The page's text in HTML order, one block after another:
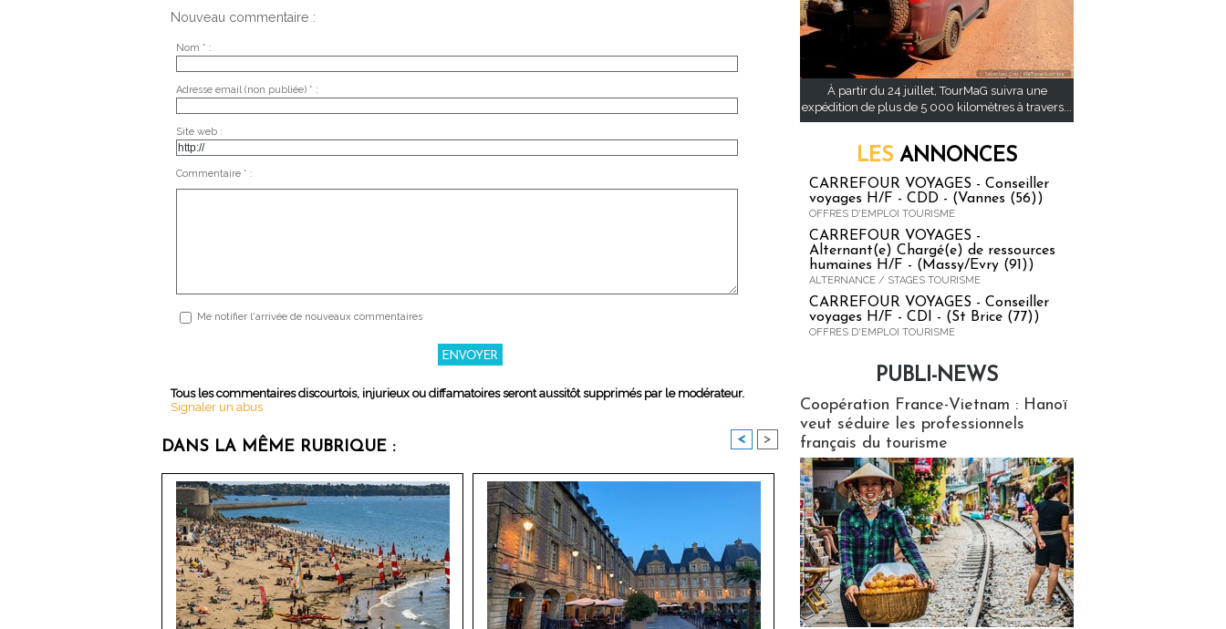
Nouveau commentaire :
Nom * :
Adresse email (non publiée) * :
Site web :
Commentaire * :
Me notifier l'arrivée de nouveaux commentaires
Tous les commentaires discourtois, injurieux ou diffamatoires seront aussitôt supprimés par le modérateur.
Signaler un abus
DANS LA MÊME RUBRIQUE : < >
À partir du 24 juillet, TourMaG suivra une
expédition de plus de 5 000 kilomètres à travers...
LES ANNONCES
CARREFOUR VOYAGES - Conseiller
voyages H/F - CDD - (Vannes (56))
OFFRES D'EMPLOI TOURISME
CARREFOUR VOYAGES -
Alternant(e) Chargé(e) de ressources
humaines H/F - (Massy/Evry (91))
ALTERNANCE / STAGES TOURISME
CARREFOUR VOYAGES - Conseiller
voyages H/F - CDI - (St Brice (77))
OFFRES D'EMPLOI TOURISME
PUBLI-NEWS
Coopération France-Vietnam : Hanoï
veut séduire les professionnels
français du tourisme